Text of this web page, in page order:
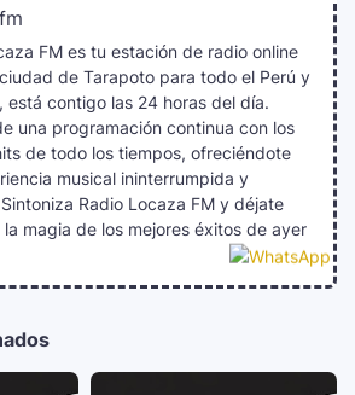
FM es tu estación de radio online
de Tarapoto para todo el Perú y
está contigo las 24 horas del día.
una programación continua con los
de todo los tiempos, ofreciéndote
musical ininterrumpida y
Radio Locaza FM y déjate
la magia de los mejores éxitos de ayer